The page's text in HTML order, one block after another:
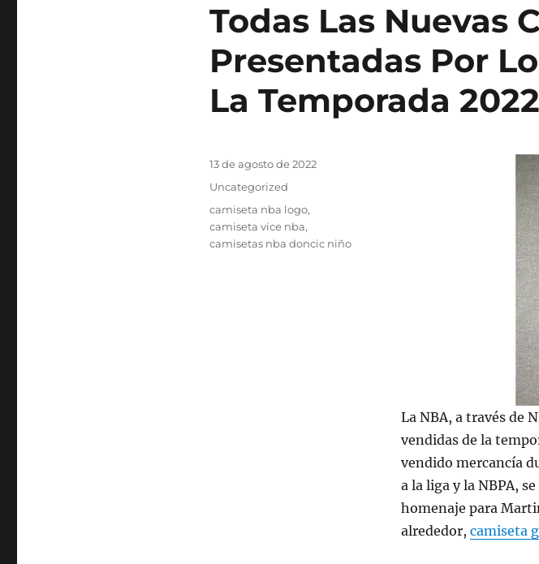
Todas Las Nuevas
Presentadas Por
La Temporada
La NBA, a través de
vendidas de la
vendido mercancía
a la liga y la NBPA,
homenaje para
alrededor,camiseta
Publicado
13 de agosto de 2022
Categorías
Uncategorized
Etiquetas
camiseta nba logo,
camiseta vice nba,
camisetas nba doncic niño